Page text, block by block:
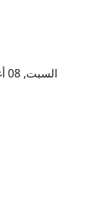
السبت, 08 أغسطس 2026 – 25 صفر 1448 هـ